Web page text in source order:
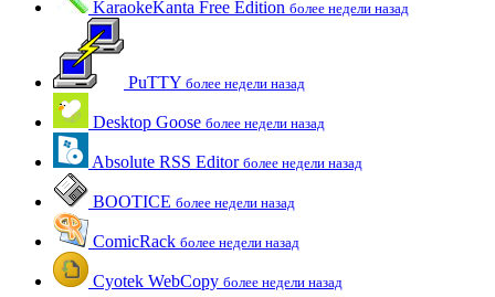
KaraokeKanta Free Edition более недели назад
PuTTY более недели назад
Desktop Goose более недели назад
Absolute RSS Editor более недели назад
BOOTICE более недели назад
ComicRack более недели назад
Cyotek WebCopy более недели назад